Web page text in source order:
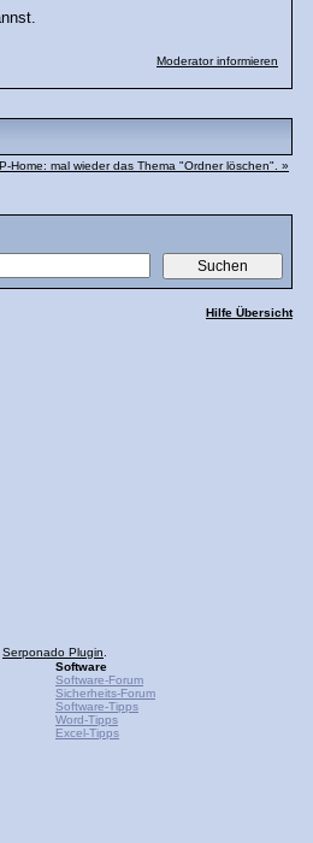
Moderator informieren
Home: mal wieder das Thema "Ordner löschen". »
Hilfe Übersicht
Serponado Plugin
Software
Software-Forum
Sicherheits-Forum
Software-Tipps
Word-Tipps
Excel-Tipps